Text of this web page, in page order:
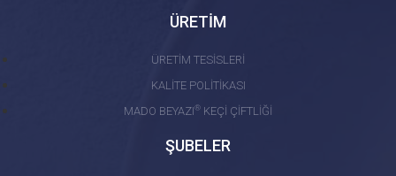
ÜRETİM
ÜRETİM TESİSLERİ
KALİTE POLİTİKASI
MADO BEYAZI® KEÇİ ÇİFTLİĞİ
ŞUBELER